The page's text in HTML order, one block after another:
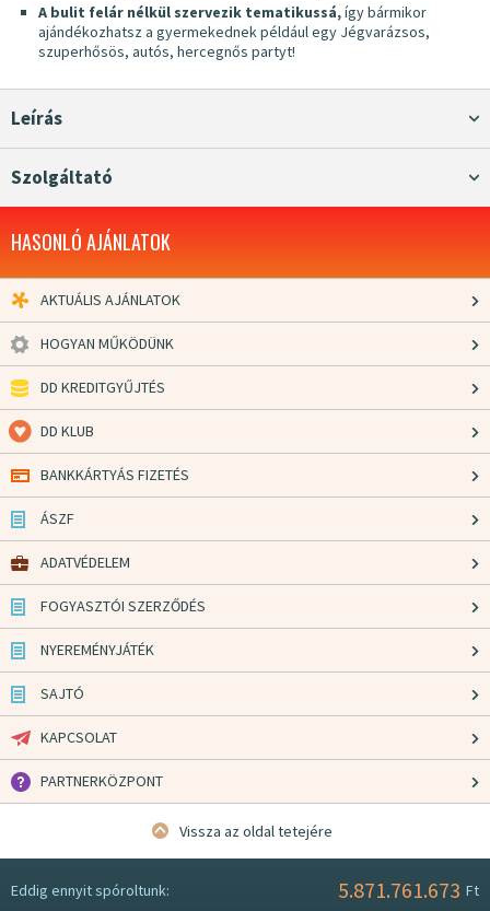
A bulit felár nélkül szervezik tematikussá,így bármikor
ajándékozhatsz a gyermekednek például egy Jégvarázsos,
szuperhősös, autós, hercegnős partyt!
Leírás
Szolgáltató
HASONLÓ AJÁNLATOK
AKTUÁLIS AJÁNLATOK
HOGYAN MŰKÖDÜNK
DD KREDITGYŰJTÉS
DD KLUB
BANKKÁRTYÁS FIZETÉS
ÁSZF
ADATVÉDELEM
FOGYASZTÓI SZERZŐDÉS
NYEREMÉNYJÁTÉK
SAJTÓ
KAPCSOLAT
PARTNERKÖZPONT
Vissza az oldal tetejére
Eddig ennyit spóroltunk: 5.871.761.673 Ft